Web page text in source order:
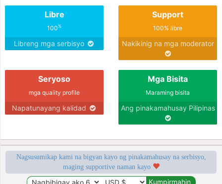
Libre
100%
Libreng mga serbisyo
Support
100% libre
Nakikinig na mga moderator
Seryoso
mga quality profile
Napatunayang kalidad
Mga Bisita
Maraming bisita
Ang pinakamahusay Pilipinas
Nagsusumikap kami na bigyan kayo ng pinakamahusay na serbisyo,
maging supportive naman kayo